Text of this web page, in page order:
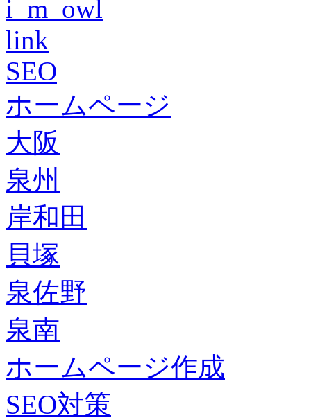
i_m_owl
link
SEO
ホームページ
大阪
泉州
岸和田
貝塚
泉佐野
泉南
ホームページ作成
SEO対策